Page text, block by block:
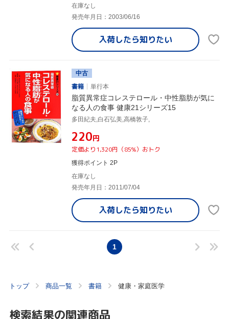
在庫なし
発売年月日：2003/06/16
入荷したら知りたい
中古
書籍
単行本
脂質異常症コレステロール・中性脂肪が気に
なる人の食事 健康21シリーズ15
多田紀夫,白石弘美,高橋敦子,
¥220円
定価より1,320円（85%）おトク
獲得ポイント 2P
在庫なし
発売年月日：2011/07/04
入荷したら知りたい
1
トップ 商品一覧 書籍 健康・家庭医学
検索結果の関連商品